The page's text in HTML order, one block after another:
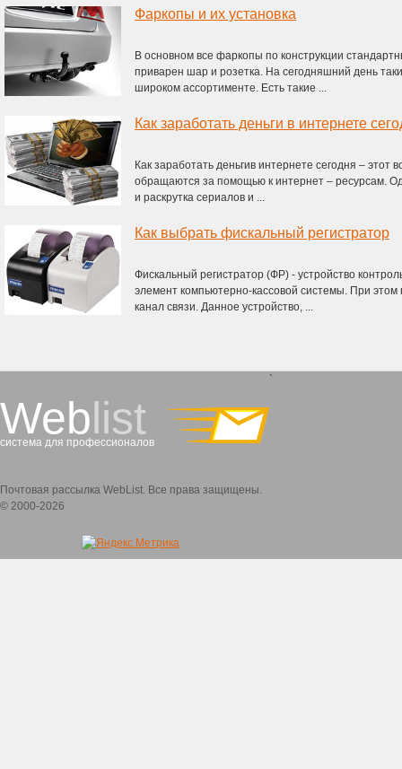
Фаркопы и их установка
В основном все фаркопы по конструкции
приварен шар и розетка. На сегодняшний день
широком ассортименте. Есть такие ...
Как заработать деньги в интернете
Как заработать деньгив интернете сегодня – этот
обращаются за помощью к интернет – ресурсам.
и раскрутка сериалов и ...
Как выбрать фискальный регистратор
Фискальный регистратор (ФР) - устройство
элемент компьютерно-кассовой системы. При
канал связи. Данное устройство, ...
Weblist
система для профессионалов
`
Почтовая рассылка WebList. Все права защищены.
© 2000-2026